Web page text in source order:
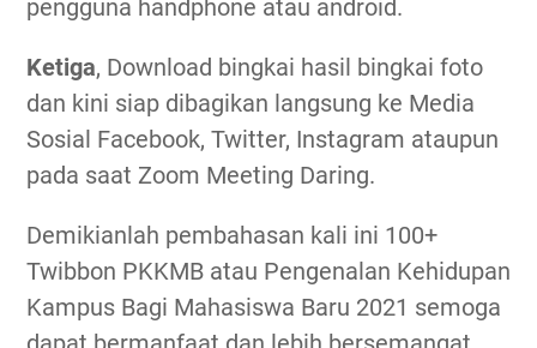
pengguna handphone atau android.
Ketiga, Download bingkai hasil bingkai foto
dan kini siap dibagikan langsung ke Media
Sosial Facebook, Twitter, Instagram ataupun
pada saat Zoom Meeting Daring.
Demikianlah pembahasan kali ini 100+
Twibbon PKKMB atau Pengenalan Kehidupan
Kampus Bagi Mahasiswa Baru 2021 semoga